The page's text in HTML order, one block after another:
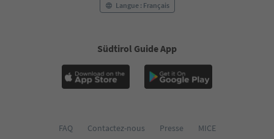
Langue : Français
Südtirol Guide App
FAQ Contactez-nous Presse
MICE